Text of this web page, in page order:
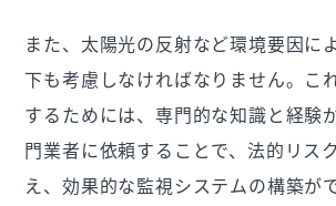
また、太陽光の反射など環境要因に
下も考慮しなければなりません。こ
するためには、専門的な知識と経験
門業者に依頼することで、法的リス
え、効果的な監視システムの構築が